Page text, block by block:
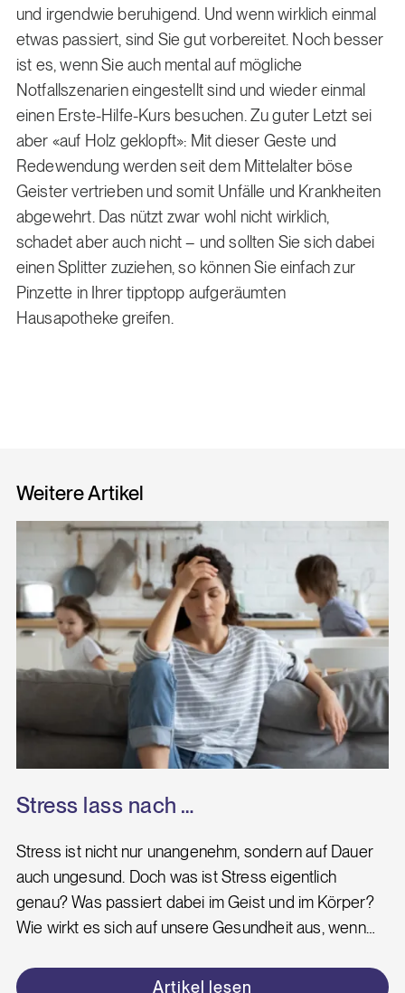
und irgendwie beruhigend. Und wenn wirklich einmal
etwas passiert, sind Sie gut vorbereitet. Noch besser
ist es, wenn Sie auch mental auf mögliche
Notfallszenarien eingestellt sind und wieder einmal
einen Erste-Hilfe-Kurs besuchen. Zu guter Letzt sei
aber «auf Holz geklopft»: Mit dieser Geste und
Redewendung werden seit dem Mittelalter böse
Geister vertrieben und somit Unfälle und Krankheiten
abgewehrt. Das nützt zwar wohl nicht wirklich,
schadet aber auch nicht – und sollten Sie sich dabei
einen Splitter zuziehen, so können Sie einfach zur
Pinzette in Ihrer tipptopp aufgeräumten
Hausapotheke greifen.
Weitere Artikel
Stress lass nach …
Stress ist nicht nur unangenehm, sondern auf Dauer
auch ungesund. Doch was ist Stress eigentlich
genau? Was passiert dabei im Geist und im Körper?
Wie wirkt es sich auf unsere Gesundheit aus, wenn…
Artikel lesen